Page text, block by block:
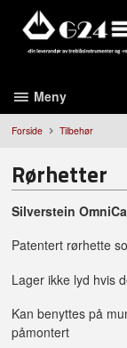
innholdet
Meny
Forside Tilbehør
Rørhetter
Silverstein
Patentert rørhette
Lager ikke lyd hvis
Kan benyttes på
påmontert